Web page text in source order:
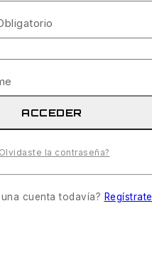
ACCEDER
la contraseña?
cuenta todavía? Regístrate